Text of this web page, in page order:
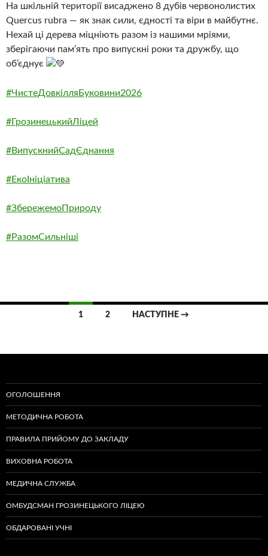
На шкільній території висаджено 8 дубів червонолистих
Quercus rubra — як знак сили, єдності та віри в майбутнє.
Нехай ці дерева міцніють разом із нашими мріями,
зберігаючи пам’ять про випускні роки та дружбу, що
об’єднує
#ЧистеДовкілляБуковини2026
#ГрозинецькийЛіцей
#ВипускнийСадЄднання
#ЕкоІніціатива
#ЗбережемоПрироду
#РазомСильніші
записам
1 2 НАСТУПНЕ →
ОГОЛОШЕННЯ
МЕТОДИЧНА РОБОТА
ПРАВИЛА ПРИЙОМУ ДО ЗАКЛАДУ
ВИХОВНА РОБОТА
МЕДИЧНА СЛУЖБА
ОМБУДСМАН ГРОЗИНЕЦЬКОГО ЛІЦЕЮ
ОБДАРОВАНІ УЧНІ